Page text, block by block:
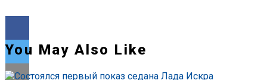
You May Also Like